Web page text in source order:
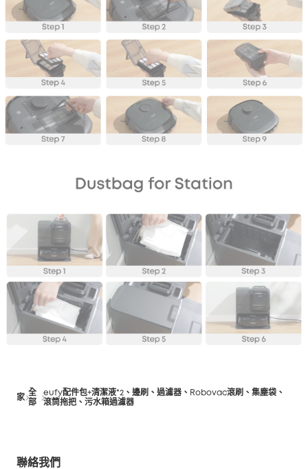
家
全
部
eufy配件包+清潔液*2、邊刷、過濾器、Robovac滾刷、集塵袋、
滾筒拖把、污水箱過濾器
聯絡我們